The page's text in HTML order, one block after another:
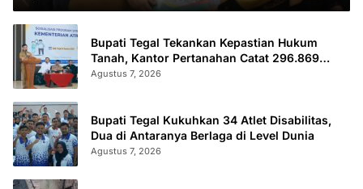
Bupati Tegal Tekankan Kepastian Hukum
Tanah, Kantor Pertanahan Catat 296.869
Sertifikat Terbit
Agustus 7, 2026
Bupati Tegal Kukuhkan 34 Atlet Disabilitas,
Dua di Antaranya Berlaga di Level Dunia
Agustus 7, 2026